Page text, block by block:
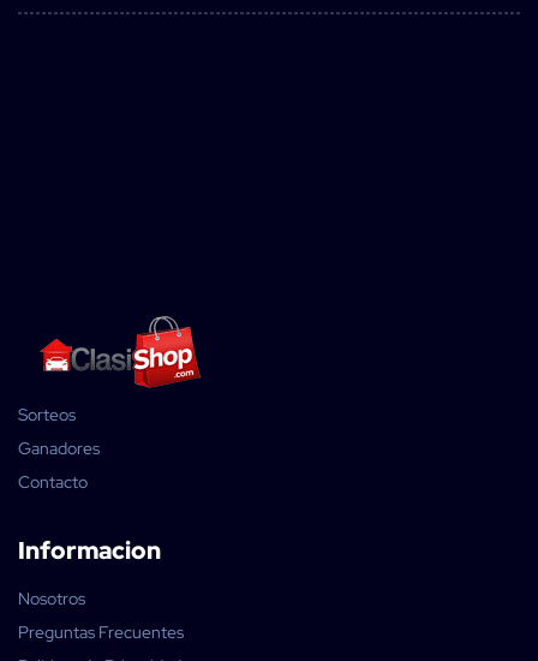
Sorteos
Ganadores
Contacto
Informacion
Nosotros
Preguntas Frecuentes